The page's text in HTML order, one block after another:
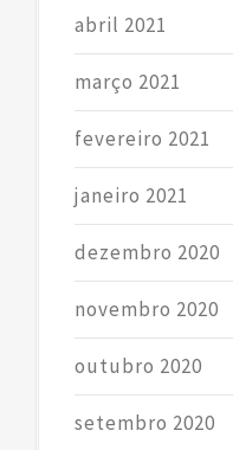
abril 2021
março 2021
fevereiro 2021
janeiro 2021
dezembro 2020
novembro 2020
outubro 2020
setembro 2020